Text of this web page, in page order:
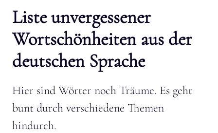
Liste unvergessener
Wortschönheiten aus der
deutschen Sprache
Hier sind Wörter noch Träume. Es geht
bunt durch verschiedene Themen
hindurch.